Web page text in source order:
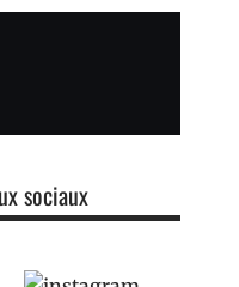
sociaux